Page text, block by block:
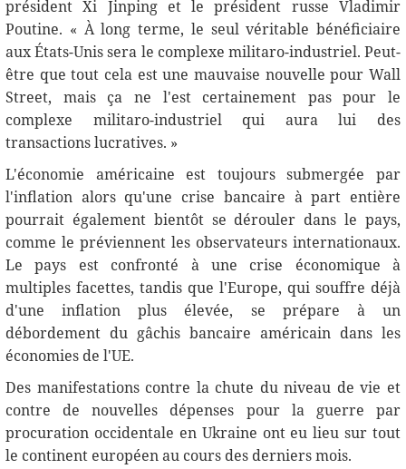
président Xi Jinping et le président russe Vladimir
Poutine. « À long terme, le seul véritable bénéficiaire
aux États-Unis sera le complexe militaro-industriel. Peut-
être que tout cela est une mauvaise nouvelle pour Wall
Street, mais ça ne l'est certainement pas pour le
complexe militaro-industriel qui aura lui des
transactions lucratives. »
L'économie américaine est toujours submergée par
l'inflation alors qu'une crise bancaire à part entière
pourrait également bientôt se dérouler dans le pays,
comme le préviennent les observateurs internationaux.
Le pays est confronté à une crise économique à
multiples facettes, tandis que l'Europe, qui souffre déjà
d'une inflation plus élevée, se prépare à un
débordement du gâchis bancaire américain dans les
économies de l'UE.
Des manifestations contre la chute du niveau de vie et
contre de nouvelles dépenses pour la guerre par
procuration occidentale en Ukraine ont eu lieu sur tout
le continent européen au cours des derniers mois.